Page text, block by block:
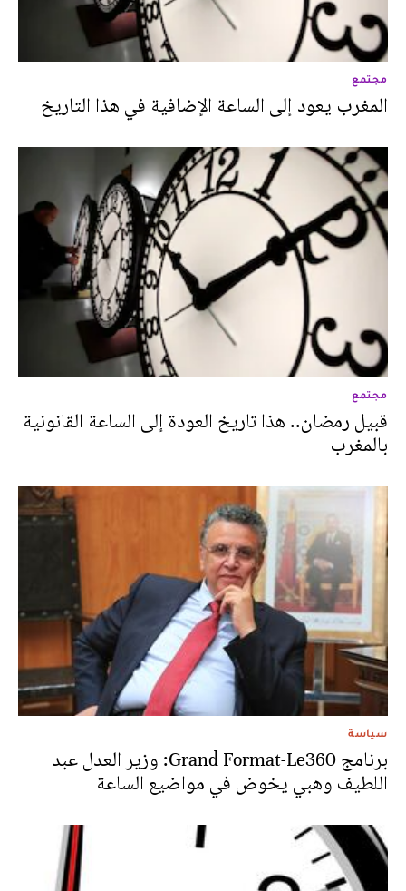
مجتمع
المغرب يعود إلى الساعة الإضافية في هذا التاريخ
مجتمع
قبيل رمضان.. هذا تاريخ العودة إلى الساعة القانونية
بالمغرب
سياسة
برنامج Grand Format-Le360: وزير العدل عبد
اللطيف وهبي يخوض في مواضيع الساعة